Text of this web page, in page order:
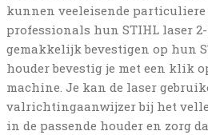
kunnen veeleisende particuliere
professionals hun STIHL laser
gemakkelijk bevestigen op hun
houder bevestig je met een klik
machine. Je kan de laser
valrichtingaanwijzer bij het
in de passende houder en zorg